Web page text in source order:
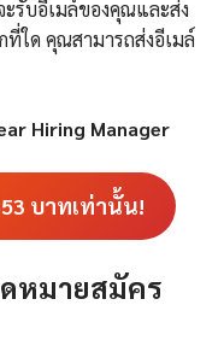
รับอีเมล์ของคุณและส่ง
ใด คุณสามารถส่งอีเมล์
Hiring Manager
บาทเท่านั้น!
หมายสมัคร